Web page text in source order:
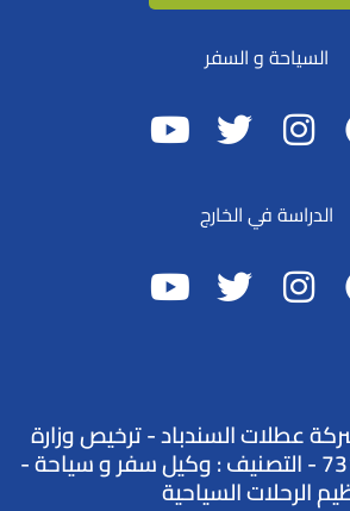
السياحة و السفر
الدراسة في الخارج
عطلات السندباد - ترخيص وزارة
السياحة : 73100845 - التصنيف : وكيل سفر و سياحة -
الرحلات السياحية